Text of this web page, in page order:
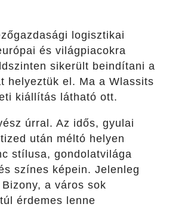
logisztikai
és világpiacokra
sikerült beindítani a
helyeztük el. Ma a Wlassits
kiállítás látható ott.
úrral. Az idős, gyulai
után méltó helyen
stílusa, gondolatvilága
színes képein. Jelenleg
a város sok
érdemes lenne